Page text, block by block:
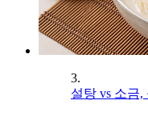
3.
설탕 vs 소금